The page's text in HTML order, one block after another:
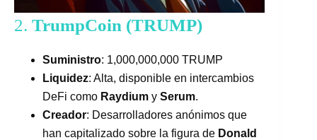
2. TrumpCoin (TRUMP)
Suministro: 1,000,000,000 TRUMP
Liquidez: Alta, disponible en intercambios
DeFi como Raydium y Serum.
Creador: Desarrolladores anónimos que
han capitalizado sobre la figura de Donald